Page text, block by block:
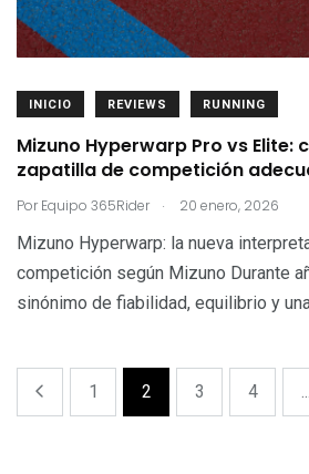
INICIO REVIEWS RUNNING
Mizuno Hyperwarp Pro vs Elite:
zapatilla de competición
Por Equipo 365Rider . 20 enero, 2026
Mizuno Hyperwarp: la nueva
competición según Mizuno Durante
sinónimo de fiabilidad, equilibrio y
1 2 3 4 ...